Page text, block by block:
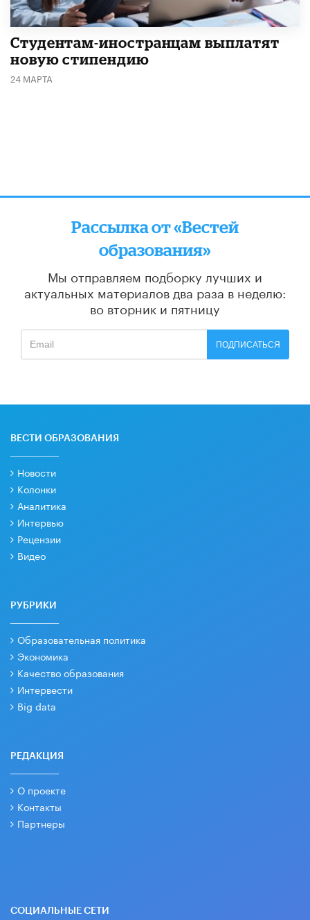
Студентам-иностранцам выплатят
новую стипендию
24 МАРТА
Рассылка от «Вестей
образования»
Мы отправляем подборку лучших и
актуальных материалов два раза в неделю:
во вторник и пятницу
ПОДПИСАТЬСЯ
ВЕСТИ ОБРАЗОВАНИЯ
Новости
Колонки
Аналитика
Интервью
Рецензии
Видео
РУБРИКИ
Образовательная политика
Экономика
Качество образования
Интервести
Big data
РЕДАКЦИЯ
О проекте
Контакты
Партнеры
СОЦИАЛЬНЫЕ СЕТИ